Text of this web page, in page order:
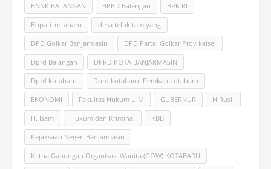
BNNK BALANGAN BPBD Balangan BPK RI
Bupati kotabaru desa teluk tamiyang
DPD Golkar Banjarmasin DPD Partai Golkar Prov kalsel
Dprd Balangan DPRD KOTA BANJARMASIN
Dprd kotabaru Dprd kotabaru. Pemkab kotabaru
EKONOMI Fakultas Hukum UlM GUBERNUR H Rusli
H. Isam Hukum dan Kriminal KBB
Kejaksaan Negeri Banjarmasin
Ketua Gabungan Organisasi Wanita (GOW) KOTABARU